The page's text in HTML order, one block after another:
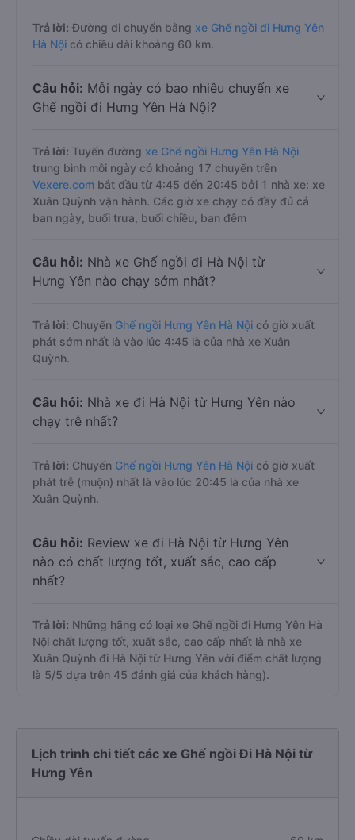
Trả lời: Đường di chuyển bằng xe Ghế ngồi đi Hưng Yên
Hà Nội có chiều dài khoảng 60 km.
Câu hỏi: Mỗi ngày có bao nhiêu chuyến xe
Ghế ngồi đi Hưng Yên Hà Nội?
Trả lời: Tuyến đường xe Ghế ngồi Hưng Yên Hà Nội
trung bình mỗi ngày có khoảng 17 chuyến trên
Vexere.com bắt đầu từ 4:45 đến 20:45 bởi 1 nhà xe: xe
Xuân Quỳnh vận hành. Các giờ xe chạy có đầy đủ cả
ban ngày, buổi trưa, buổi chiều, ban đêm
Câu hỏi: Nhà xe Ghế ngồi đi Hà Nội từ
Hưng Yên nào chạy sớm nhất?
Trả lời: Chuyến Ghế ngồi Hưng Yên Hà Nội có giờ xuất
phát sớm nhất là vào lúc 4:45 là của nhà xe Xuân
Quỳnh.
Câu hỏi: Nhà xe đi Hà Nội từ Hưng Yên nào
chạy trễ nhất?
Trả lời: Chuyến Ghế ngồi Hưng Yên Hà Nội có giờ xuất
phát trễ (muộn) nhất là vào lúc 20:45 là của nhà xe
Xuân Quỳnh.
Câu hỏi: Review xe đi Hà Nội từ Hưng Yên
nào có chất lượng tốt, xuất sắc, cao cấp
nhất?
Trả lời: Những hãng có loại xe Ghế ngồi đi Hưng Yên Hà
Nội chất lượng tốt, xuất sắc, cao cấp nhất là nhà xe
Xuân Quỳnh đi Hà Nội từ Hưng Yên với điểm chất lượng
là 5/5 dựa trên 45 đánh giá của khách hàng).
Lịch trình chi tiết các xe Ghế ngồi Đi Hà Nội từ
Hưng Yên